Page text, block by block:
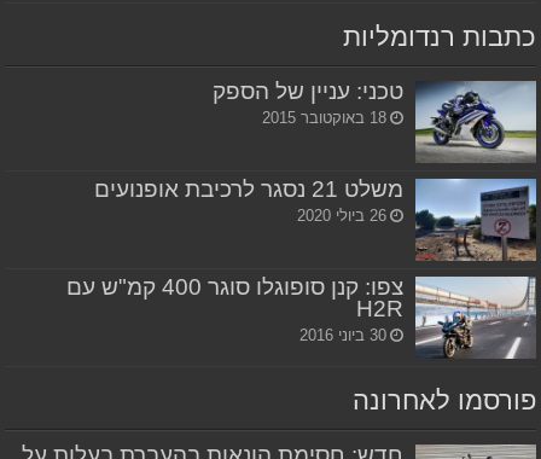
כתבות רנדומליות
טכני: עניין של הספק
18 באוקטובר 2015
משלט 21 נסגר לרכיבת אופנועים
26 ביולי 2020
צפו: קנן סופוגלו סוגר 400 קמ"ש עם
H2R
30 ביוני 2016
פורסמו לאחרונה